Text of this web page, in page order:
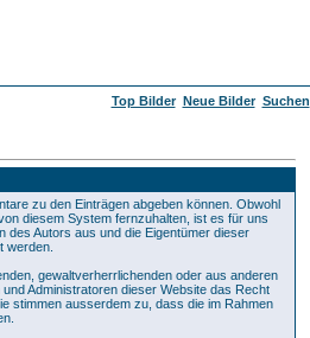
Top Bilder Neue Bilder Suchen
zu den Einträgen abgeben können. Obwohl
diesem System fernzuhalten, ist es für uns
des Autors aus und die Eigentümer dieser
werden.
gewaltverherrlichenden oder aus anderen
Administratoren dieser Website das Recht
stimmen ausserdem zu, dass die im Rahmen